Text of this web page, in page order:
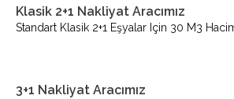
Klasik 2+1 Nakliyat Aracımız
Standart Klasik 2+1 Eşyalar Için 30 M3
3+1 Nakliyat Aracımız